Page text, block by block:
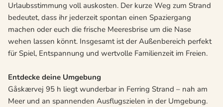
Urlaubsstimmung voll auskosten. Der kurze Weg zum Strand
bedeutet, dass ihr jederzeit spontan einen Spaziergang
machen oder euch die frische Meeresbrise um die Nase
wehen lassen könnt. Insgesamt ist der Außenbereich perfekt
für Spiel, Entspannung und wertvolle Familienzeit im Freien.
Entdecke deine Umgebung
Gåskærvej 95 h liegt wunderbar in Ferring Strand – nah am
Meer und an spannenden Ausflugszielen in der Umgebung.